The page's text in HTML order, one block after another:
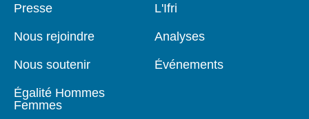
Pied
Presse
Nous rejoindre
Nous soutenir
Égalité Hommes
Femmes
Navigation
L'Ifri
Analyses
Événements